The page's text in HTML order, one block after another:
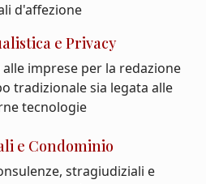
d'affezione
e Privacy
imprese per la redazione
tradizionale sia legata alle
tecnologie
e Condominio
stragiudiziali e